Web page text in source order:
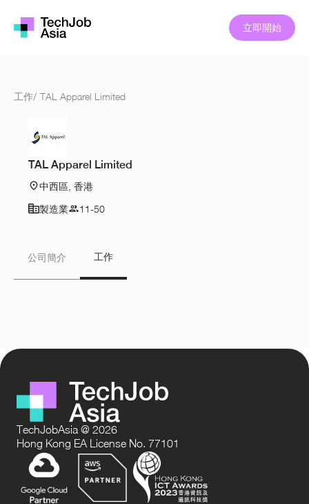
立即開始
工作/ TAL Apparel Limited
TAL Apparel Limited
中西區, 香港
製造業
11-50
公司簡介 工作
TechJobAsia @ 2026
Hong Kong EA License No. 77101